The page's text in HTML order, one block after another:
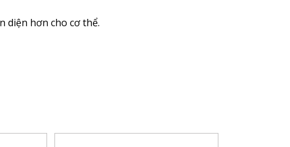
diện hơn cho cơ thể.